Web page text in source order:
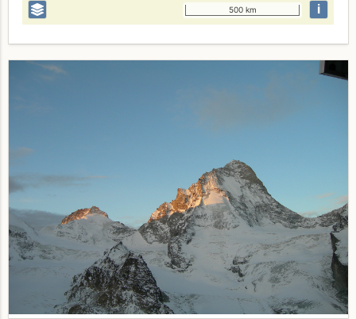
500 km i